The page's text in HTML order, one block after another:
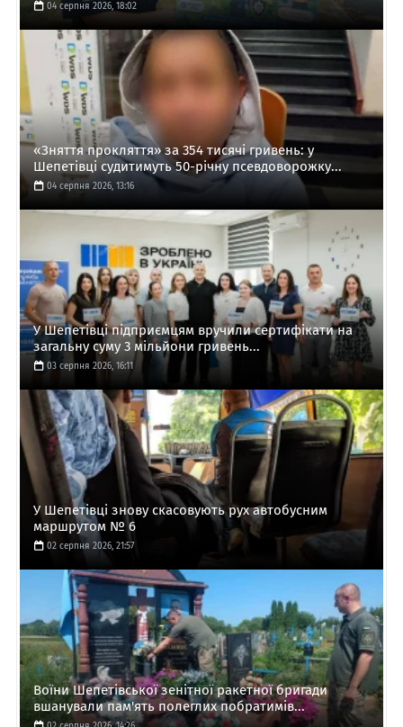
04 серпня 2026, 18:02
«Зняття прокляття» за 354 тисячі гривень: у
Шепетівці судитимуть 50-річну псевдоворожку...
04 серпня 2026, 13:16
У Шепетівці підприємцям вручили сертифікати на
загальну суму 3 мільйони гривень...
03 серпня 2026, 16:11
У Шепетівці знову скасовують рух автобусним
маршрутом № 6
02 серпня 2026, 21:57
Воїни Шепетівської зенітної ракетної бригади
вшанували пам'ять полеглих побратимів...